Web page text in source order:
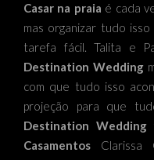
Casar na praia é cada
mas organizar tudo
tarefa fácil. Talita e
Destination Wedding
com que tudo isso
projeção para que
Destination Wedding
Casamentos Clarissa